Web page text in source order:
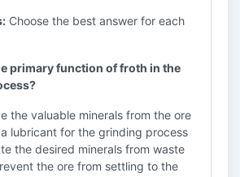
Choose the best answer for each
primary function of froth in the
the valuable minerals from the ore
lubricant for the grinding process
the desired minerals from waste
the ore from settling to the